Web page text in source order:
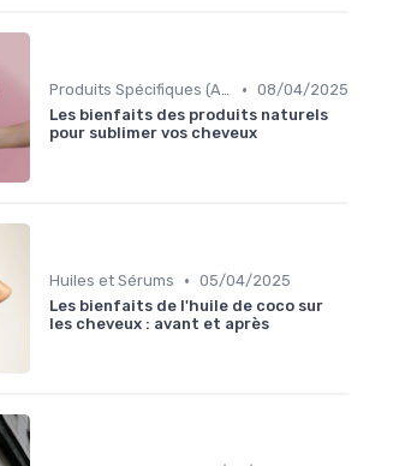
Produits Spécifiques (Anti-Frisottis, Hydratants) • 08/04/2025
Les bienfaits des produits naturels
pour sublimer vos cheveux
Huiles et Sérums • 05/04/2025
Les bienfaits de l'huile de coco sur
les cheveux : avant et après